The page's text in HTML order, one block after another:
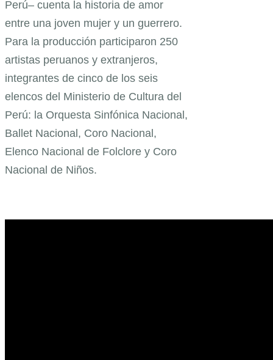
Perú– cuenta la historia de amor
entre una joven mujer y un guerrero.
Para la producción participaron 250
artistas peruanos y extranjeros,
integrantes de cinco de los seis
elencos del Ministerio de Cultura del
Perú: la Orquesta Sinfónica Nacional,
Ballet Nacional, Coro Nacional,
Elenco Nacional de Folclore y Coro
Nacional de Niños.